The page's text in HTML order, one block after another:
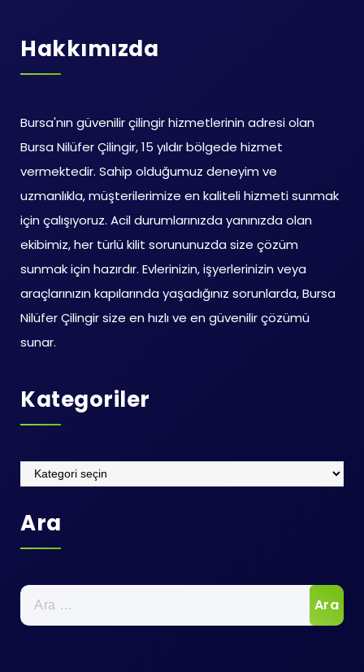
Hakkımızda
Bursa'nın güvenilir çilingir hizmetlerinin adresi olan
Bursa Nilüfer Çilingir, 15 yıldır bölgede hizmet
vermektedir. Sahip olduğumuz deneyim ve
uzmanlıkla, müşterilerimize en kaliteli hizmeti sunmak
için çalışıyoruz. Acil durumlarınızda yanınızda olan
ekibimiz, her türlü kilit sorununuzda size çözüm
sunmak için hazırdır. Evlerinizin, işyerlerinizin veya
araçlarınızın kapılarında yaşadığınız sorunlarda, Bursa
Nilüfer Çilingir size en hızlı ve en güvenilir çözümü
sunar.
Kategoriler
Kategoriler
Ara
Arama: